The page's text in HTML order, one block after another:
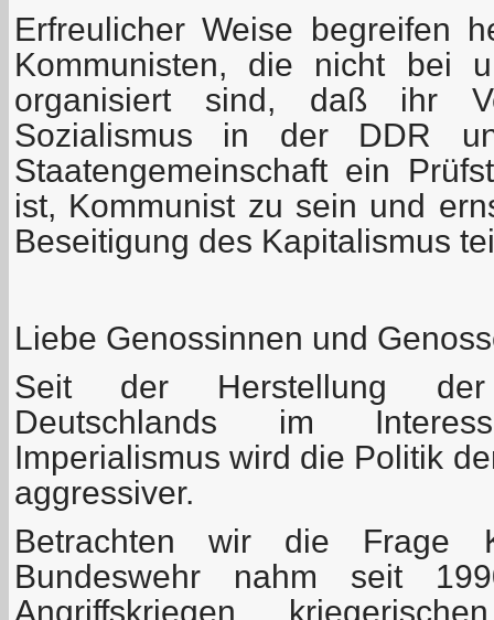
Erfreulicher Weise begreifen
Kommunisten, die nicht bei
organisiert sind, daß ihr
Sozialismus in der DDR
Staatengemeinschaft ein
ist, Kommunist zu sein und
Beseitigung des Kapitalismus
Liebe Genossinnen und
Seit der Herstellung der
Deutschlands im
Imperialismus wird die Politik
aggressiver.
Betrachten wir die Frage
Bundeswehr nahm seit
Angriffskriegen,